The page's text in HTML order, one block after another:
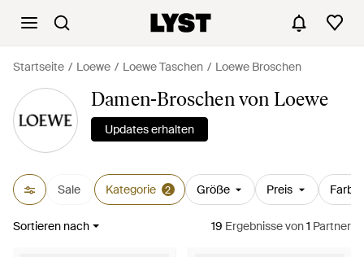
Startseite Loewe Loewe Taschen Loewe Broschen
Damen-Broschen von Loewe
Updates erhalten
Sale Kategorie 2 Größe Preis Farbe
Sortieren nach 19 Ergebnissevon1 Partner